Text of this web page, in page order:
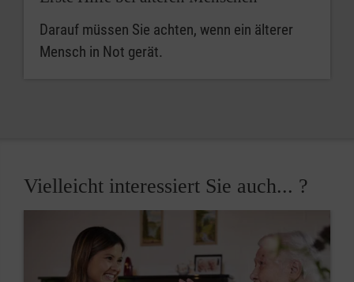
Darauf müssen Sie achten, wenn ein älterer
Mensch in Not gerät.
Vielleicht interessiert Sie auch... ?